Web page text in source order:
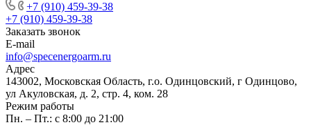
+7 (910) 459-39-38
+7 (910) 459-39-38
Заказать звонок
E-mail
info@specenergoarm.ru
Адрес
143002, Московская Область, г.о. Одинцовский, г Одинцово,
ул Акуловская, д. 2, стр. 4, ком. 28
Режим работы
Пн. – Пт.: с 8:00 до 21:00